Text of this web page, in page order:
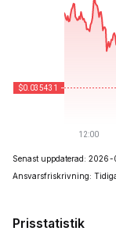
Senast uppdaterad:
Ansvarsfriskrivning:
Prisstatistik